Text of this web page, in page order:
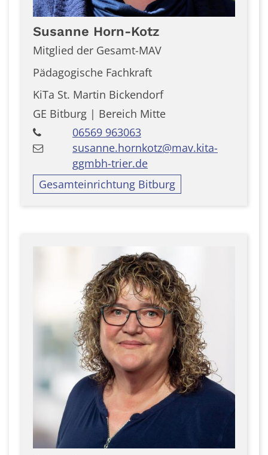
Susanne Horn-Kotz
Mitglied der Gesamt-MAV
Pädagogische Fachkraft
KiTa St. Martin Bickendorf
GE Bitburg | Bereich Mitte
06569 963063
susanne.hornkotz@mav.kita-
ggmbh-trier.de
Gesamteinrichtung Bitburg